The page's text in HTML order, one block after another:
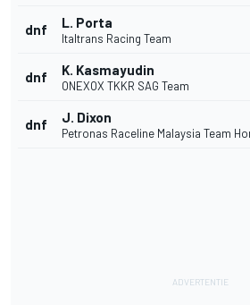
dnf L. Porta
Italtrans Racing Team
dnf K. Kasmayudin
ONEXOX TKKR SAG Team
dnf J. Dixon
Petronas Raceline Malaysia Team